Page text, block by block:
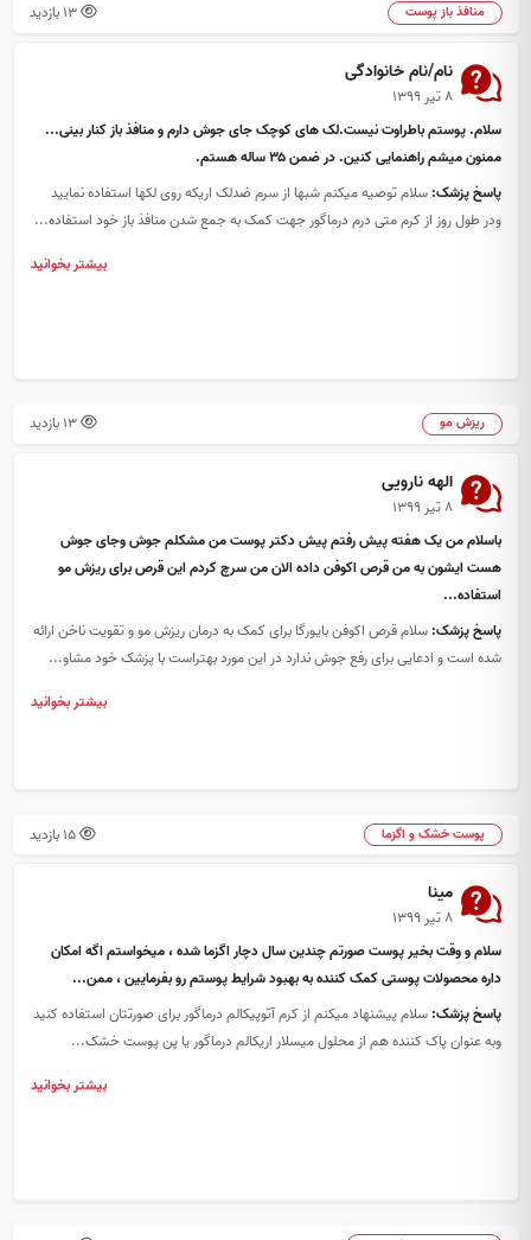
منافذ باز پوست 13 بازدید
نام/نام خانوادگی
۸ تیر ۱۳۹۹
سلام. پوستم باطراوت نیست.لک های کوچک جای جوش دارم و منافذ باز کنار بینی...
ممنون میشم راهنمایی کنین. در ضمن ۳۵ ساله هستم.
پاسخ پزشک: سلام توصیه میکنم شبها از سرم ضدلک اریکه روی لکها استفاده نمایید
ودر طول روز از کرم متی درم درماگور جهت کمک به جمع شدن منافذ باز خود استفاده...
بیشتر بخوانید
ریزش مو 13 بازدید
الهه نارویی
۸ تیر ۱۳۹۹
باسلام من یک هفته پیش رفتم پیش دکتر پوست من مشکلم جوش وجای جوش
هست ایشون به من قرص اکوفن داده الان من سرچ کردم این قرص برای ریزش مو
استفاده...
پاسخ پزشک: سلام قرص اکوفن بایورگا برای کمک به درمان ریزش مو و تقویت ناخن ارائه
شده است و ادعایی برای رفع جوش ندارد در این مورد بهتراست با پزشک خود مشاو...
بیشتر بخوانید
پوست خشک و اگزما 15 بازدید
مینا
۸ تیر ۱۳۹۹
سلام و وقت بخیر پوست صورتم چندین سال دچار اگزما شده ، میخواستم اگه امکان
داره محصولات پوستی کمک کننده به بهبود شرایط پوستم رو بفرمایین ، ممن...
پاسخ پزشک: سلام پیشنهاد میکنم از کرم آتوپیکالم درماگور برای صورتتان استفاده کنید
وبه عنوان پاک کننده هم از محلول میسلار اریکالم درماگور یا پن پوست خشک...
بیشتر بخوانید